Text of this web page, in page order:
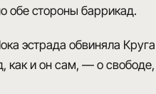
обе стороны баррикад.
эстрада обвиняла
как и он сам, — о